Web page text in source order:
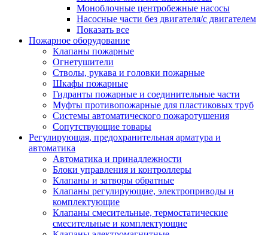
Моноблочные центробежные насосы
Насосные части без двигателя/с двигателем
Показать все
Пожарное оборудование
Клапаны пожарные
Огнетушители
Стволы, рукава и головки пожарные
Шкафы пожарные
Гидранты пожарные и соединительные части
Муфты противопожарные для пластиковых труб
Системы автоматического пожаротушения
Сопутствующие товары
Регулирующая, предохранительная арматура и
автоматика
Автоматика и принадлежности
Блоки управления и контроллеры
Клапаны и затворы обратные
Клапаны регулирующие, электроприводы и
комплектующие
Клапаны смесительные, термостатические
смесительные и комплектующие